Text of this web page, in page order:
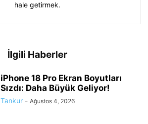
hale getirmek.
İlgili Haberler
iPhone 18 Pro Ekran Boyutları
Sızdı: Daha Büyük Geliyor!
Tankur - Ağustos 4, 2026